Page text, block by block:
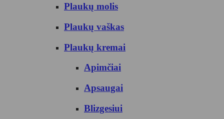
Plaukų molis
Plaukų vaškas
Plaukų kremai
Apimčiai
Apsaugai
Blizgesiui